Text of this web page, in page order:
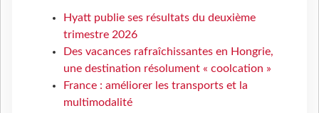
Hyatt publie ses résultats du deuxième
trimestre 2026
Des vacances rafraîchissantes en Hongrie,
une destination résolument « coolcation »
France : améliorer les transports et la
multimodalité